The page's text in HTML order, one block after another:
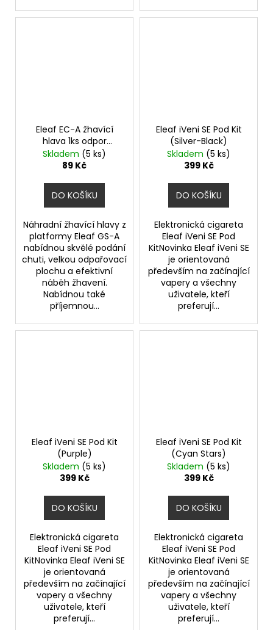
Eleaf EC-A žhavící
hlava 1ks odpor
0,15ohm
Skladem (5 ks)
89 Kč
DO KOŠÍKU
Náhradní žhavící hlavy z
platformy Eleaf GS-A
nabídnou skvělé podání
chuti, velkou odpařovací
plochu a efektivní
náběh žhavení.
Nabídnou také
příjemnou...
Eleaf iVeni SE Pod Kit
(Silver-Black)
Skladem (5 ks)
399 Kč
DO KOŠÍKU
Elektronická cigareta
Eleaf iVeni SE Pod
KitNovinka Eleaf iVeni SE
je orientovaná
především na začínající
vapery a všechny
uživatele, kteří
preferují...
Eleaf iVeni SE Pod Kit
(Purple)
Skladem (5 ks)
399 Kč
DO KOŠÍKU
Elektronická cigareta
Eleaf iVeni SE Pod
KitNovinka Eleaf iVeni SE
je orientovaná
především na začínající
vapery a všechny
uživatele, kteří
preferují...
Eleaf iVeni SE Pod Kit
(Cyan Stars)
Skladem (5 ks)
399 Kč
DO KOŠÍKU
Elektronická cigareta
Eleaf iVeni SE Pod
KitNovinka Eleaf iVeni SE
je orientovaná
především na začínající
vapery a všechny
uživatele, kteří
preferují...